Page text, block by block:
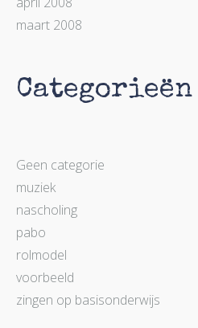
maart 2008
Categorieën
Geen categorie
muziek
nascholing
pabo
rolmodel
voorbeeld
zingen op basisonderwijs